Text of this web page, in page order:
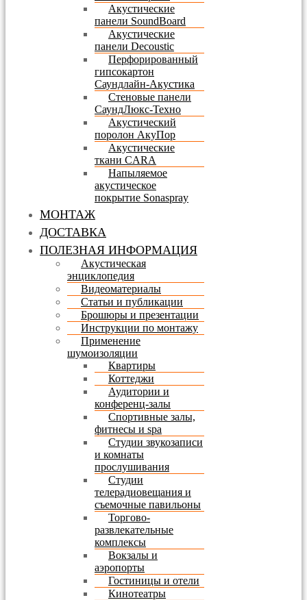
Акустические
панели SoundBoard
Акустические
панели Decoustic
Перфорированный
гипсокартон
Саундлайн-Акустика
Стеновые панели
СаундЛюкс-Техно
Акустический
поролон АкуПор
Акустические
ткани CARA
Напыляемое
акустическое
покрытие Sonaspray
МОНТАЖ
ДОСТАВКА
ПОЛЕЗНАЯ ИНФОРМАЦИЯ
Акустическая
энциклопедия
Видеоматериалы
Статьи и публикации
Брошюры и презентации
Инструкции по монтажу
Применение
шумоизоляции
Квартиры
Коттеджи
Аудитории и
конференц-залы
Спортивные залы,
фитнесы и spa
Студии звукозаписи
и комнаты
прослушивания
Студии
телерадиовещания и
съемочные павильоны
Торгово-
развлекательные
комплексы
Вокзалы и
аэропорты
Гостиницы и отели
Кинотеатры